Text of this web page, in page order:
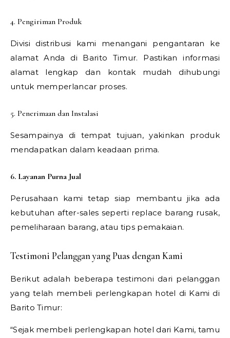
4. Pengiriman Produk
Divisi distribusi kami menangani pengantaran ke
alamat Anda di Barito Timur. Pastikan informasi
alamat lengkap dan kontak mudah dihubungi
untuk memperlancar proses.
5. Penerimaan dan Instalasi
Sesampainya di tempat tujuan, yakinkan produk
mendapatkan dalam keadaan prima.
6. Layanan Purna Jual
Perusahaan kami tetap siap membantu jika ada
kebutuhan after-sales seperti replace barang rusak,
pemeliharaan barang, atau tips pemakaian.
Testimoni Pelanggan yang Puas dengan Kami
Berikut adalah beberapa testimoni dari pelanggan
yang telah membeli perlengkapan hotel di Kami di
Barito Timur:
“Sejak membeli perlengkapan hotel dari Kami, tamu